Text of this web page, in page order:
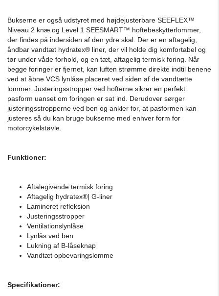
Bukserne er også udstyret med højdejusterbare SEEFLEX™
Niveau 2 knæ og Level 1 SEESMART™ hoftebeskytterlommer,
der findes på indersiden af ​​den ydre skal. Der er en aftagelig,
åndbar vandtæt hydratex® liner, der vil holde dig komfortabel og
tør under våde forhold, og en tæt, aftagelig termisk foring. Når
begge foringer er fjernet, kan luften strømme direkte indtil benene
ved at åbne VCS lynlåse placeret ved siden af ​​de vandtætte
lommer. Justeringsstropper ved hofterne sikrer en perfekt
pasform uanset om foringen er sat ind. Derudover sørger
justeringsstropperne ved ben og ankler for, at pasformen kan
justeres så du kan bruge bukserne med enhver form for
motorcykelstøvle.
Funktioner:
Aftalegivende termisk foring
Aftagelig hydratex®| G-liner
Lamineret refleksion
Justeringsstropper
Ventilationslynlåse
Lynlås ved ben
Lukning af B-låseknap
Vandtæt opbevaringslomme
Specifikationer: